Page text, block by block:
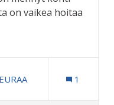
on vaikea hoitaa
Oppiminen ja osaaminen
1